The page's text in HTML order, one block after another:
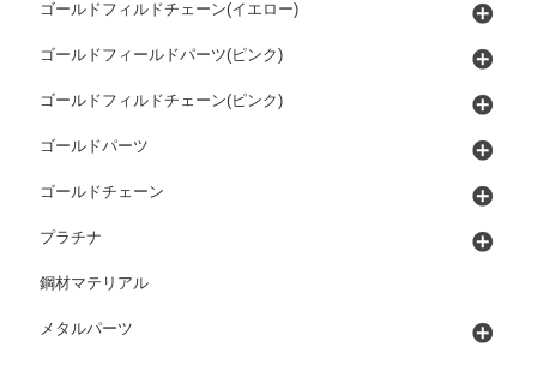
ゴールドフィルドチェーン(イエロー)
ゴールドフィールドパーツ(ピンク)
ゴールドフィルドチェーン(ピンク)
ゴールドパーツ
ゴールドチェーン
プラチナ
鋼材マテリアル
メタルパーツ